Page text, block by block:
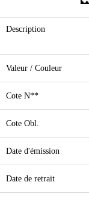
Description
Valeur / Couleur
Cote N**
Cote Obl.
Date d'émission
Date de retrait